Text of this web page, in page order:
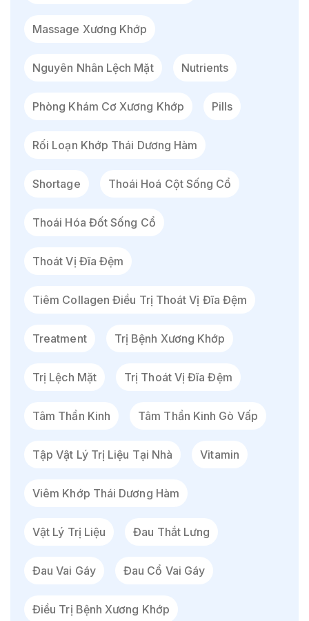
Massage Xương Khớp
Nguyên Nhân Lệch Mặt Nutrients
Phòng Khám Cơ Xương Khớp Pills
Rối Loạn Khớp Thái Dương Hàm
Shortage Thoái Hoá Cột Sống Cổ
Thoái Hóa Đốt Sống Cổ
Thoát Vị Đĩa Đệm
Tiêm Collagen Điều Trị Thoát Vị Đĩa Đệm
Treatment Trị Bệnh Xương Khớp
Trị Lệch Mặt Trị Thoát Vị Đĩa Đệm
Tâm Thần Kinh Tâm Thần Kinh Gò Vấp
Tập Vật Lý Trị Liệu Tại Nhà Vitamin
Viêm Khớp Thái Dương Hàm
Vật Lý Trị Liệu Đau Thắt Lưng
Đau Vai Gáy Đau Cổ Vai Gáy
Điều Trị Bệnh Xương Khớp